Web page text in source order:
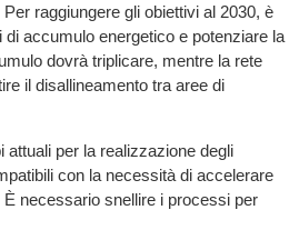
Per raggiungere gli obiettivi al 2030, è
accumulo energetico e potenziare la
dovrà triplicare, mentre la rete
il disallineamento tra aree di
attuali per la realizzazione degli
con la necessità di accelerare
È necessario snellire i processi per